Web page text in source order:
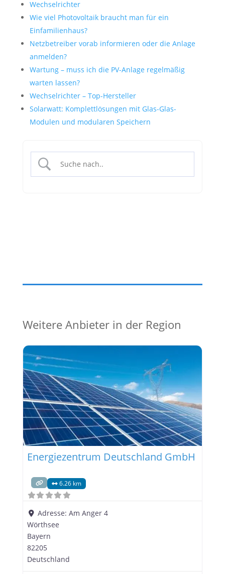
Wechselrichter
Wie viel Photovoltaik braucht man für ein
Einfamilienhaus?
Netzbetreiber vorab informieren oder die Anlage
anmelden?
Wartung – muss ich die PV-Anlage regelmäßig
warten lassen?
Wechselrichter – Top-Hersteller
Solarwatt: Komplettlösungen mit Glas-Glas-
Modulen und modularen Speichern
Weitere Anbieter in der Region
Energiezentrum Deutschland GmbH
6.26 km
Adresse:Am Anger 4
Wörthsee
Bayern
82205
Deutschland